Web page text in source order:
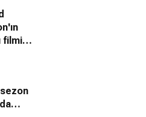
filmi